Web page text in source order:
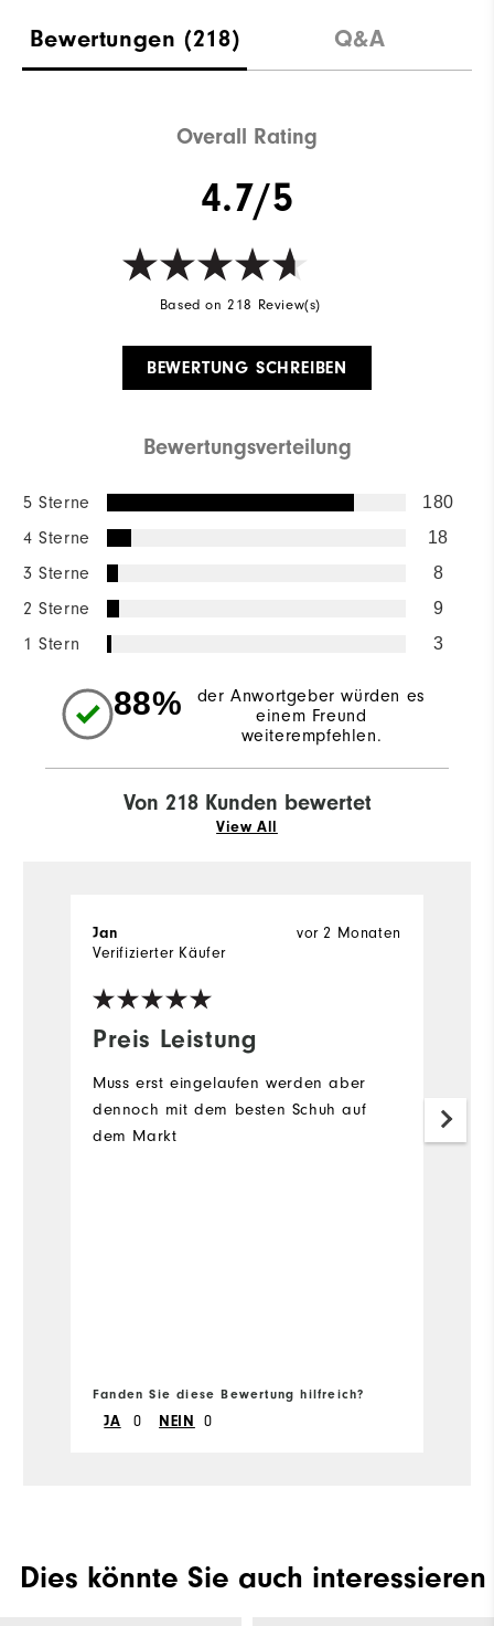
Bewertungen (218) Q&A
Overall Rating
4.7/5
Based on 218 Review(s)
BEWERTUNG SCHREIBEN
Bewertungsverteilung
5 Sterne 180
4 Sterne 18
3 Sterne 8
2 Sterne 9
1 Stern 3
88%
der Anwortgeber würden es
einem Freund
weiterempfehlen.
Von 218 Kunden bewertet
View All
Preis Leistung
vor 2 Monaten
Jan
Verifizierter Käufer
Muss erst eingelaufen werden aber
dennoch mit dem besten Schuh auf
dem Markt
Fanden Sie diese Bewertung hilfreich?
JA 0 NEIN 0
Dies könnte Sie auch interessieren